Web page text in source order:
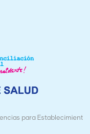
de Alimentos